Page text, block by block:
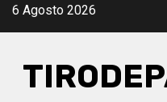
Skip6 Agosto 2026